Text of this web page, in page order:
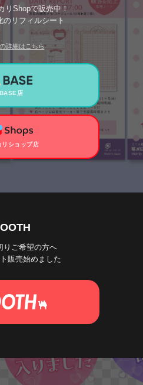
リShopで販売中！
のリフィルシート
詳細はこちら
BASE店
リショップ店
りご希望の方へ
販売始めました